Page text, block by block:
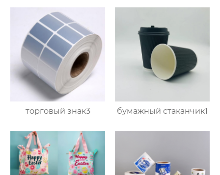
торговый знак3 бумажный стаканчик1